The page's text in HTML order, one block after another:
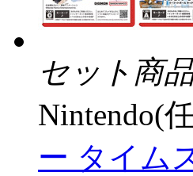
セット商
Nintendo(
ー タイム